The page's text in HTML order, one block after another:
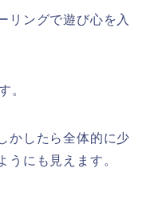
リングで遊び心を入
。
かしたら全体的に少
うにも見えます。